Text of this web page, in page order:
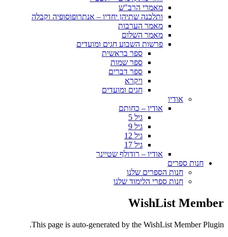
מאמרי הרב"ש
ותלכנה שתיהן יחדיו – אנתרופוסופיה וקבלה
מאמר הערבות
מאמר השלום
פרשות השבוע חגים ומועדים
ספר בראשית
ספר שמות
ספר דברים
ויקרא
חגים ומועדים
אודיו
אודיו – כחותם
גיל 5
גיל 9
גיל 12
גיל 17
אודיו – רודולף שטיינר
חנות ספרים
חנות הספרים שלנו
חנות ספרי הלימוד שלנו
WishList Member
This page is auto-generated by the WishList Member Plugin.